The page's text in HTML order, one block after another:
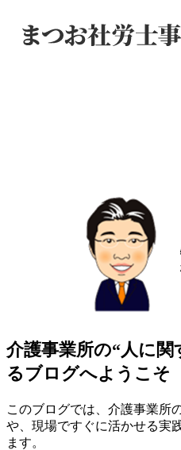
介護事業所の“人に
るブログへようこそ
このブログでは、介護事業所
や、現場ですぐに活かせる実
ます。